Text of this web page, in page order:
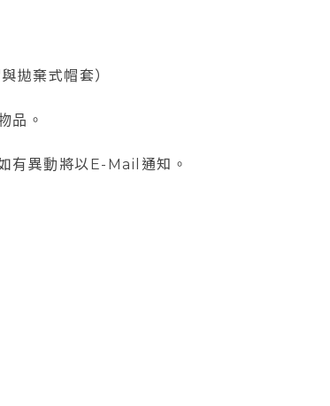
拋棄式帽套）
品。
有異動將以E-Mail通知。